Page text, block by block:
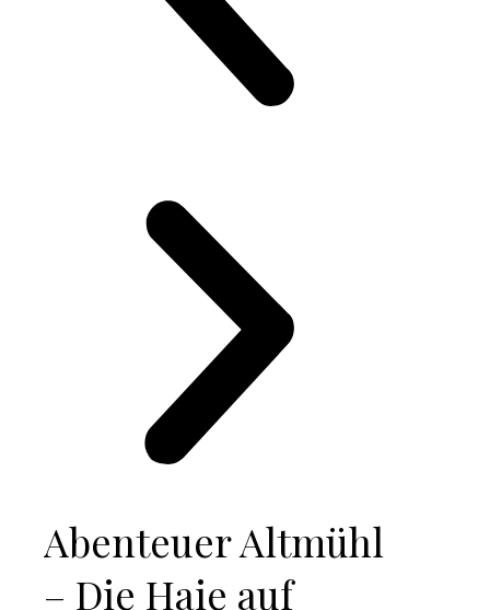
Abenteuer Altmühl
– Die Haie auf